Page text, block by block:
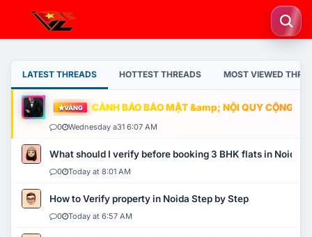
LATEST THREADS HOTTEST THREADS MOST VIEWED
VÀNG CẢNH BÁO BẢO MẬT &amp; NỘI QUY CỘNG
0 Wednesday a31 6:07 AM
What should I verify before booking 3 BHK flats in Noida?
0 Today at 8:01 AM
How to Verify property in Noida Step by Step
0 Today at 6:57 AM